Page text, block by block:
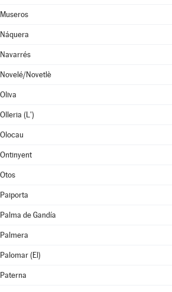
Museros
Náquera
Navarrés
Novelé/Novetlè
Oliva
Olleria (L')
Olocau
Ontinyent
Otos
Paiporta
Palma de Gandía
Palmera
Palomar (El)
Paterna